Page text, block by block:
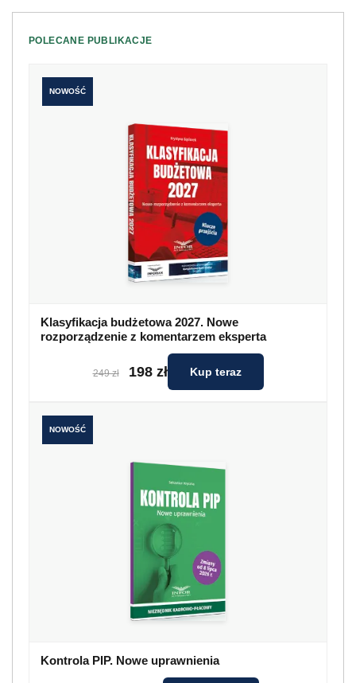
POLECANE PUBLIKACJE
NOWOŚĆ
Klasyfikacja budżetowa 2027. Nowe
rozporządzenie z komentarzem eksperta
249 zł 198 zł Kup teraz
NOWOŚĆ
Kontrola PIP. Nowe uprawnienia